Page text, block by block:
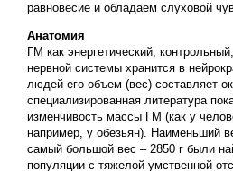
равновесие и обладаем слуховой
Анатомия
ГМ как энергетический,
нервной системы хранится в
людей его объем (вес) составляет
специализированная литература
изменчивость массы ГМ (как у
например, у обезьян). Наименьший
самый большой вес – 2850 г были
популяции с тяжелой умственной